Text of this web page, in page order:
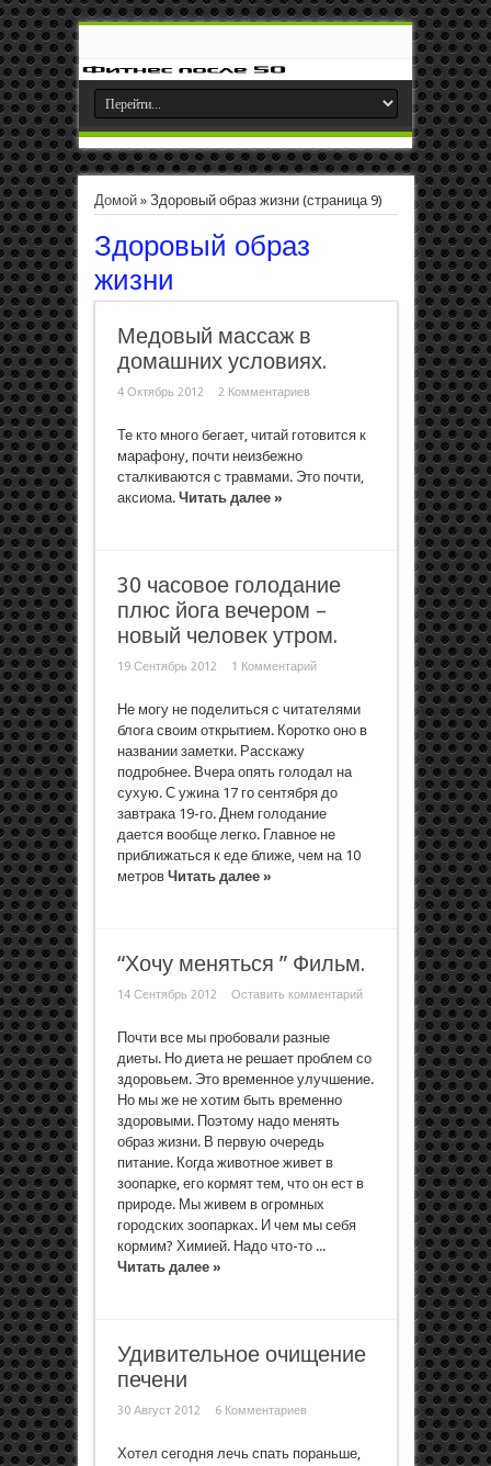
Домой» Здоровый образ жизни(страница 9)
Здоровый образ
жизни
Медовый массаж в
домашних условиях.
4 Октябрь 2012 2 Комментариев
Те кто много бегает, читай готовится к
марафону, почти неизбежно
сталкиваются с травмами. Это почти,
аксиома. Читать далее »
30 часовое голодание
плюс йога вечером –
новый человек утром.
19 Сентябрь 2012 1 Комментарий
Не могу не поделиться с читателями
блога своим открытием. Коротко оно в
названии заметки. Расскажу
подробнее. Вчера опять голодал на
сухую. С ужина 17 го сентября до
завтрака 19-го. Днем голодание
дается вообще легко. Главное не
приближаться к еде ближе, чем на 10
метров Читать далее »
“Хочу меняться ” Фильм.
14 Сентябрь 2012 Оставить комментарий
Почти все мы пробовали разные
диеты. Но диета не решает проблем со
здоровьем. Это временное улучшение.
Но мы же не хотим быть временно
здоровыми. Поэтому надо менять
образ жизни. В первую очередь
питание. Когда животное живет в
зоопарке, его кормят тем, что он ест в
природе. Мы живем в огромных
городских зоопарках. И чем мы себя
кормим? Химией. Надо что-то ...
Читать далее »
Удивительное очищение
печени
30 Август 2012 6 Комментариев
Хотел сегодня лечь спать пораньше,